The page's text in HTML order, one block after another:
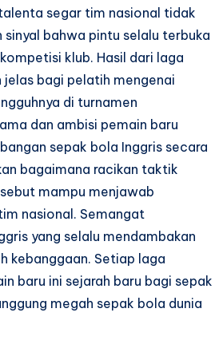
segar tim nasional tidak
bahwa pintu selalu terbuka
klub. Hasil dari laga
bagi pelatih mengenai
di turnamen
dan ambisi pemain baru
sepak bola Inggris secara
bagaimana racikan taktik
mampu menjawab
nasional. Semangat
yang selalu mendambakan
kebanggaan. Setiap laga
baru ini sejarah baru bagi sepak
megah sepak bola dunia